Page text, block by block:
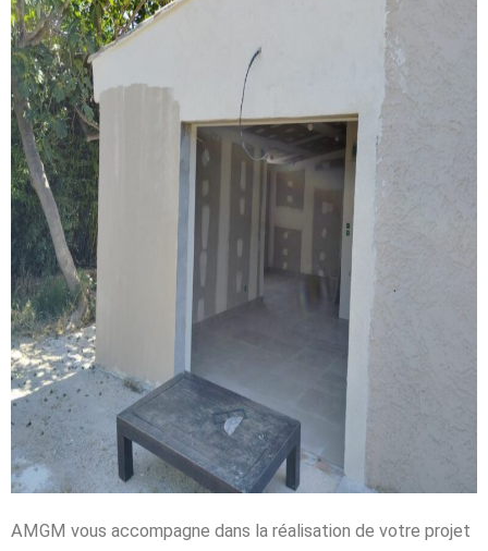
AMGM vous accompagne dans la réalisation de votre projet